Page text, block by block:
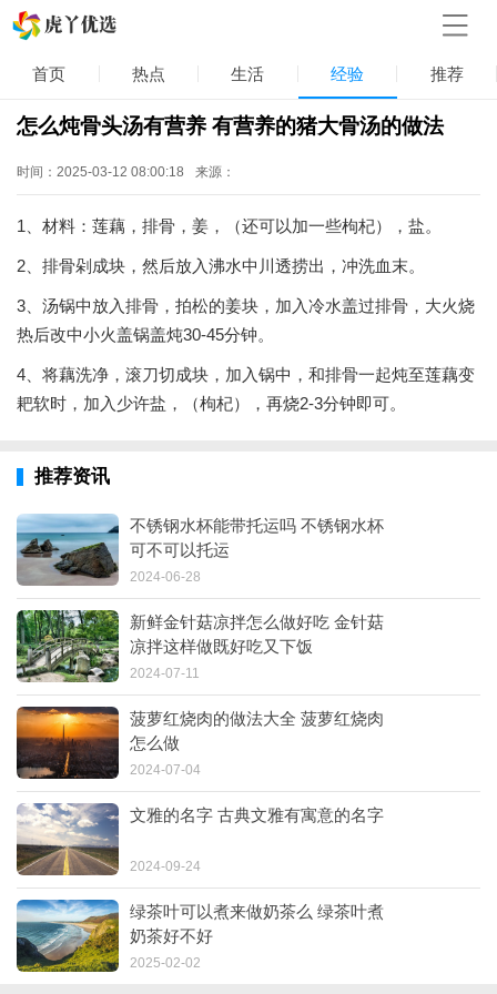
首页 热点 生活 经验 推荐
怎么炖骨头汤有营养 有营养的猪大骨汤的做法
时间：2025-03-12 08:00:18 来源：
1、材料：莲藕，排骨，姜，（还可以加一些枸杞），盐。
2、排骨剁成块，然后放入沸水中川透捞出，冲洗血末。
3、汤锅中放入排骨，拍松的姜块，加入冷水盖过排骨，大火烧
热后改中小火盖锅盖炖30-45分钟。
4、将藕洗净，滚刀切成块，加入锅中，和排骨一起炖至莲藕变
耙软时，加入少许盐，（枸杞），再烧2-3分钟即可。
推荐资讯
不锈钢水杯能带托运吗 不锈钢水杯
可不可以托运
2024-06-28
新鲜金针菇凉拌怎么做好吃 金针菇
凉拌这样做既好吃又下饭
2024-07-11
菠萝红烧肉的做法大全 菠萝红烧肉
怎么做
2024-07-04
文雅的名字 古典文雅有寓意的名字
2024-09-24
绿茶叶可以煮来做奶茶么 绿茶叶煮
奶茶好不好
2025-02-02